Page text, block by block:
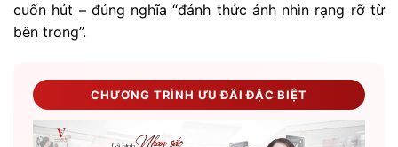
cuốn hút – đúng nghĩa “đánh thức ánh nhìn rạng rỡ từ
bên trong”.
CHƯƠNG TRÌNH ƯU ĐÃI ĐẶC BIỆT